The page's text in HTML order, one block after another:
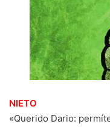
NIETO
«Querido Dario: